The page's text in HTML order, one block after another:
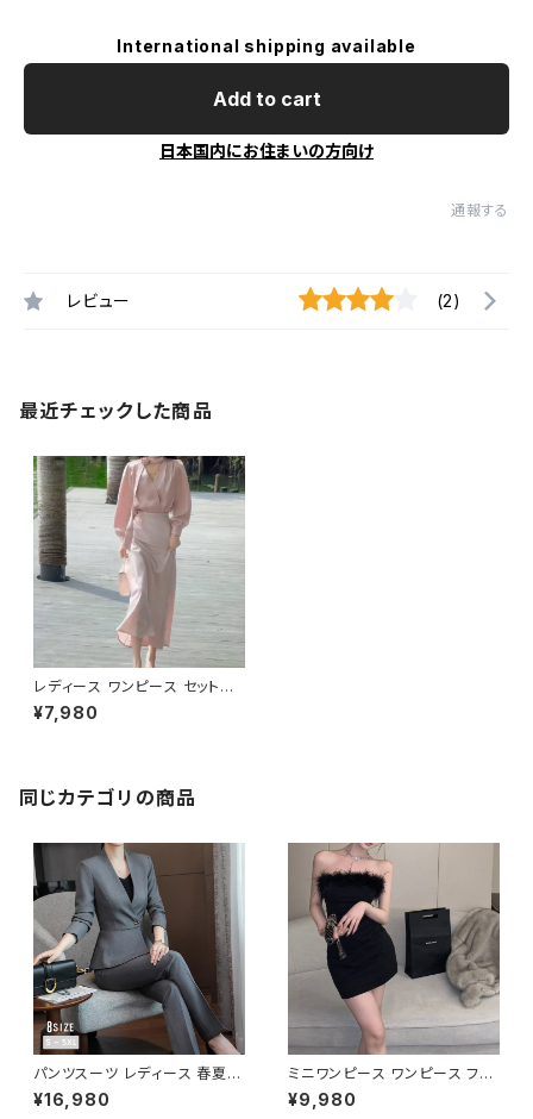
International shipping available
Add to cart
日本国内にお住まいの方向け
通報する
レビュー (2)
最近チェックした商品
レディース ワンピース セットア
ップ風 リボンタイ ブラウス ロン
グワンピース ベージュ ピンク
ッション 春 夏 秋 冬 通年 長袖
マキシ丈 体型カバー 美シルエッ
¥7,980
同じカテゴリの商品
パンツスーツ レディース 春夏
秋冬 春 夏 秋 冬 黒 紺 スーツ
上下セット 2点セット ジャケット
¥16,980
ミニワンピース ワンピース フェ
ザーデザイン タイトワンピース
チューブトップ レディース 春夏
¥9,980